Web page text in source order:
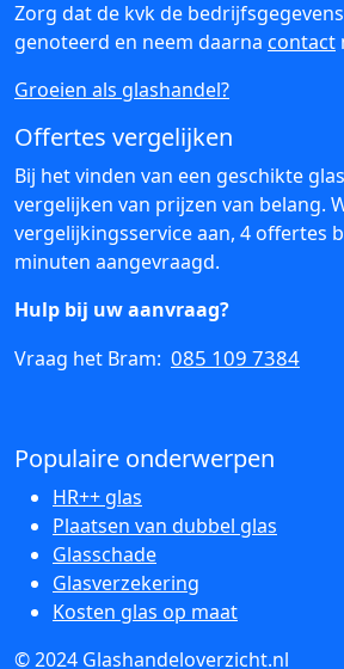
Zorg dat de kvk de
genoteerd en neem daarna contact
Groeien als glashandel?
Offertes vergelijken
Bij het vinden van een geschikte
vergelijken van prijzen van belang.
vergelijkingsservice aan, 4 offertes
minuten aangevraagd.
Hulp bij uw aanvraag?
Vraag het Bram: 085 109 7384
Populaire onderwerpen
HR++ glas
Plaatsen van dubbel glas
Glasschade
Glasverzekering
Kosten glas op maat
© 2024 Glashandeloverzicht.nl